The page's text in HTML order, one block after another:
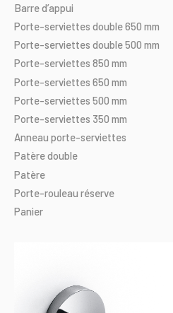
Barred’appui
Porte-serviettes double650 mm
Porte-serviettes double500 mm
Porte-serviettes 850 mm
Porte-serviettes 650 mm
Porte-serviettes 500 mm
Porte-serviettes 350 mm
Anneau porte-serviettes
Patèredouble
Patère
Porte-rouleau réserve
Panier